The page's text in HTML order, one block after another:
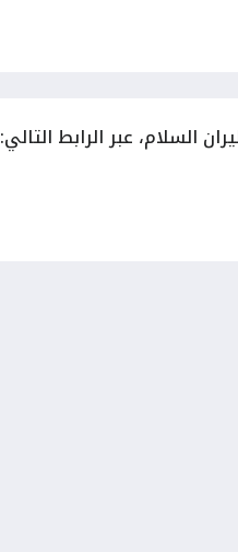
السلام، عبر الرابط التالي: